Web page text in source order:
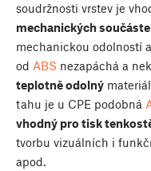
soudržnosti vrstev je
mechanických
mechanickou odolností
od ABS nezapáchá a
teplotně odolný
tahu je u CPE podobná
vhodný pro tisk
tvorbu vizuálních i
apod.